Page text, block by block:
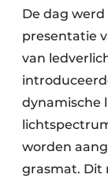
De dag
presentatie
van
dynamische
worden
grasmat. Dit